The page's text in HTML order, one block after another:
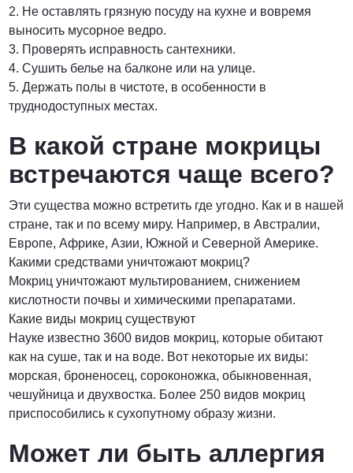
2. Не оставлять грязную посуду на кухне и вовремя
выносить мусорное ведро.
3. Проверять исправность сантехники.
4. Сушить белье на балконе или на улице.
5. Держать полы в чистоте, в особенности в
труднодоступных местах.
В какой стране мокрицы
встречаются чаще всего?
Эти существа можно встретить где угодно. Как и в нашей
стране, так и по всему миру. Например, в Австралии,
Европе, Африке, Азии, Южной и Северной Америке.
Какими средствами уничтожают мокриц?
Мокриц уничтожают мультированием, снижением
кислотности почвы и химическими препаратами.
Какие виды мокриц существуют
Науке известно 3600 видов мокриц, которые обитают
как на суше, так и на воде. Вот некоторые их виды:
морская, броненосец, сороконожка, обыкновенная,
чешуйница и двухвостка. Более 250 видов мокриц
приспособились к сухопутному образу жизни.
Может ли быть аллергия